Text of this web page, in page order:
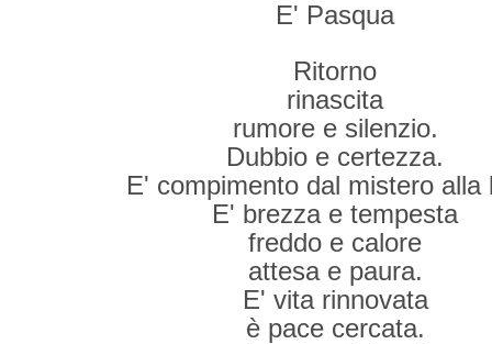
E' Pasqua
Ritorno
rinascita
rumore e silenzio.
Dubbio e certezza.
E' compimento dal mistero alla
E' brezza e tempesta
freddo e calore
attesa e paura.
E' vita rinnovata
è pace cercata.